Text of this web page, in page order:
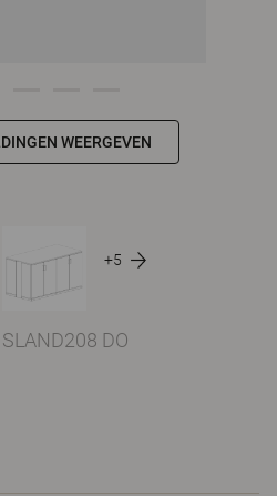
WEERGEVEN
+5
DO